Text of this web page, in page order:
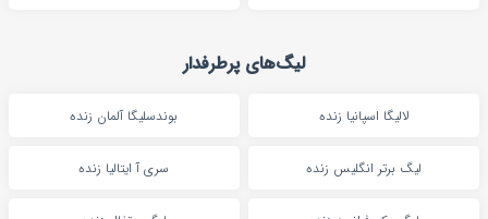
لیگ‌های پرطرفدار
لالیگا اسپانیا زنده بوندسلیگا آلمان زنده
لیگ برتر انگلیس زنده سری آ ایتالیا زنده